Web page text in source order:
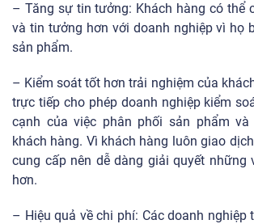
– Tăng sự tin tưởng: Khách hàng có thể
và tin tưởng hơn với doanh nghiệp vì họ
sản phẩm.
– Kiểm soát tốt hơn trải nghiệm của
trực tiếp cho phép doanh nghiệp kiểm
cạnh của việc phân phối sản phẩm và
khách hàng. Vì khách hàng luôn giao
cung cấp nên dễ dàng giải quyết những
hơn.
– Hiệu quả về chi phí: Các doanh nghiệp